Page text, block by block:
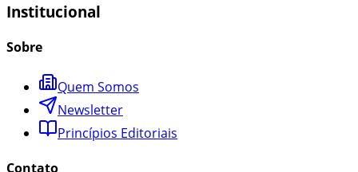
Institucional
Sobre
Quem Somos
Newsletter
Princípios Editoriais
Contato